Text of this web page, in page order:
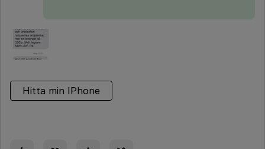
Hitta min IPhone